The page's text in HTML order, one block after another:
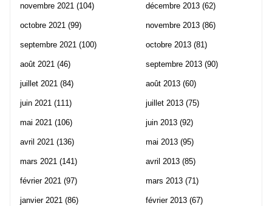
novembre 2021 (104)
octobre 2021 (99)
septembre 2021 (100)
août 2021 (46)
juillet 2021 (84)
juin 2021 (111)
mai 2021 (106)
avril 2021 (136)
mars 2021 (141)
février 2021 (97)
janvier 2021 (86)
décembre 2013 (62)
novembre 2013 (86)
octobre 2013 (81)
septembre 2013 (90)
août 2013 (60)
juillet 2013 (75)
juin 2013 (92)
mai 2013 (95)
avril 2013 (85)
mars 2013 (71)
février 2013 (67)